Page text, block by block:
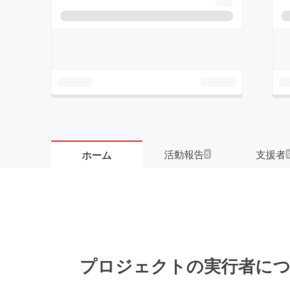
ホーム 活動報告5 支援者
プロジェクトの実行者に